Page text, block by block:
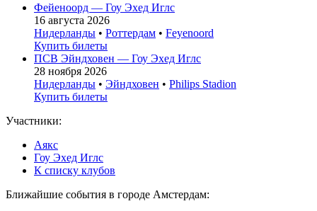
Фейеноорд — Гоу Эхед Иглс
16 августа 2026
Нидерланды • Роттердам • Feyenoord
Купить билеты
ПСВ Эйндховен — Гоу Эхед Иглс
28 ноября 2026
Нидерланды • Эйндховен • Philips Stadion
Купить билеты
Участники:
Аякс
Гоу Эхед Иглс
К списку клубов
Ближайшие события в городе Амстердам: